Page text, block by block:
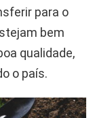
para o
bem
qualidade,
o país.